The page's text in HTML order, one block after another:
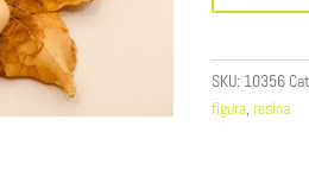
bebé
SKU: 10356
figura,resina